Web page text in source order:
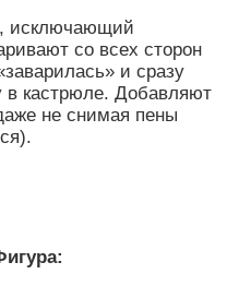
исключающий
со всех сторон
и сразу
в кастрюле. Добавляют
не снимая пены